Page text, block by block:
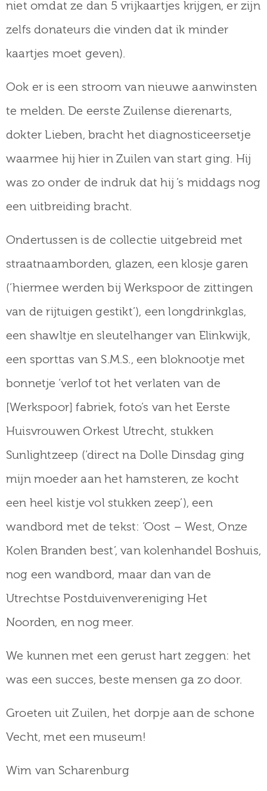
niet omdat ze dan 5 vrijkaartjes krijgen, er zijn
zelfs donateurs die vinden dat ik minder
kaartjes moet geven).
Ook er is een stroom van nieuwe aanwinsten
te melden. De eerste Zuilense dierenarts,
dokter Lieben, bracht het diagnosticeersetje
waarmee hij hier in Zuilen van start ging. Hij
was zo onder de indruk dat hij ’s middags nog
een uitbreiding bracht.
Ondertussen is de collectie uitgebreid met
straatnaamborden, glazen, een klosje garen
(‘hiermee werden bij Werkspoor de zittingen
van de rijtuigen gestikt’), een longdrinkglas,
een shawltje en sleutelhanger van Elinkwijk,
een sporttas van S.M.S., een bloknootje met
bonnetje ‘verlof tot het verlaten van de
[Werkspoor] fabriek, foto’s van het Eerste
Huisvrouwen Orkest Utrecht, stukken
Sunlightzeep (‘direct na Dolle Dinsdag ging
mijn moeder aan het hamsteren, ze kocht
een heel kistje vol stukken zeep’), een
wandbord met de tekst: ‘Oost – West, Onze
Kolen Branden best’, van kolenhandel Boshuis,
nog een wandbord, maar dan van de
Utrechtse Postduivenvereniging Het
Noorden, en nog meer.
We kunnen met een gerust hart zeggen: het
was een succes, beste mensen ga zo door.
Groeten uit Zuilen, het dorpje aan de schone
Vecht, met een museum!
Wim van Scharenburg